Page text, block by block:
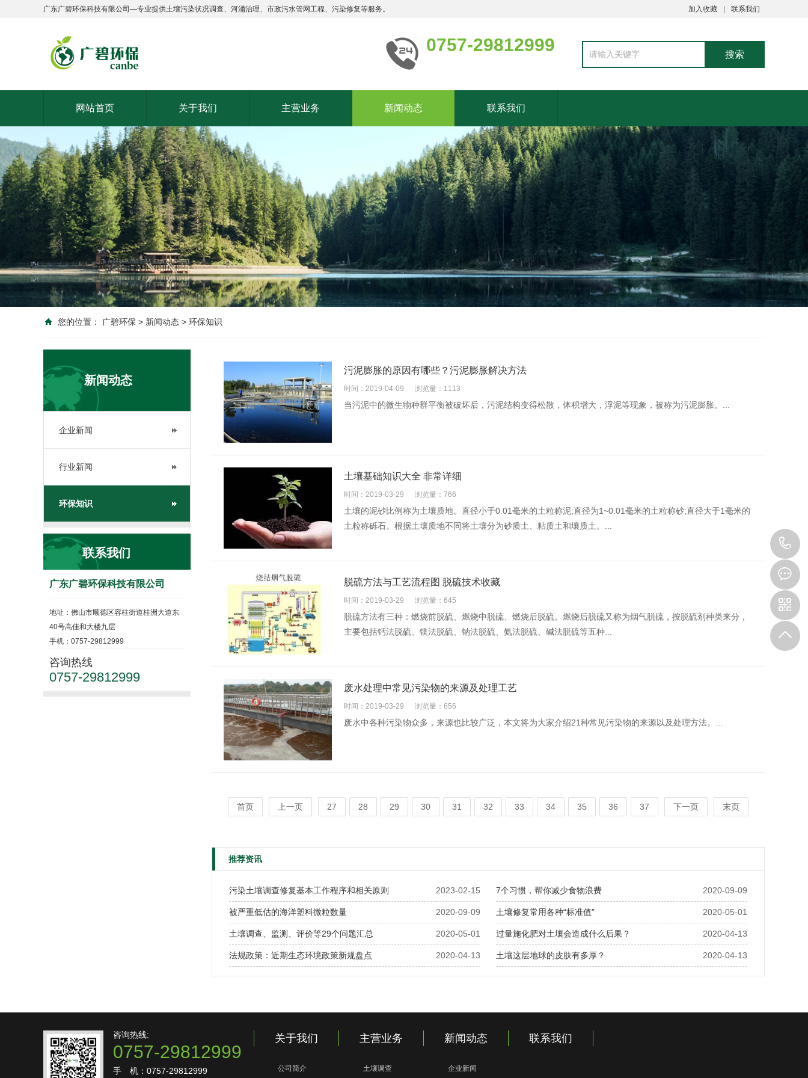
广东广碧环保科技有限公司—专业提供土壤污染状况调查、河涌治理、市政污水管网工程、污染修复等服务。 加入收藏 联系我们
0757-29812999
网站首页 关于我们 主营业务 新闻动态 联系我们
您的位置： 广碧环保 > 新闻动态 > 环保知识
新闻动态
企业新闻
行业新闻
环保知识
联系我们
广东广碧环保科技有限公司
地址：佛山市顺德区容桂街道桂洲大道东
40号高佳和大楼九层
手机：0757-29812999
咨询热线
0757-29812999
污泥膨胀的原因有哪些？污泥膨胀解决方法
时间：2019-04-09 浏览量：1113
当污泥中的微生物种群平衡被破坏后，污泥结构变得松散，体积增大，浮泥等现象，被称为污泥膨胀。...
土壤基础知识大全 非常详细
时间：2019-03-29 浏览量：766
土壤的泥砂比例称为土壤质地。直径小于0.01毫米的土粒称泥;直径为1~0.01毫米的土粒称砂;直径大于1毫米的
土粒称砾石。根据土壤质地不同将土壤分为砂质土、粘质土和壤质土。...
脱硫方法与工艺流程图 脱硫技术收藏
时间：2019-03-29 浏览量：645
脱硫方法有三种：燃烧前脱硫、燃烧中脱硫、燃烧后脱硫。燃烧后脱硫又称为烟气脱硫，按脱硫剂种类来分，
主要包括钙法脱硫、镁法脱硫、钠法脱硫、氨法脱硫、碱法脱硫等五种...
废水处理中常见污染物的来源及处理工艺
时间：2019-03-29 浏览量：656
废水中各种污染物众多，来源也比较广泛，本文将为大家介绍21种常见污染物的来源以及处理方法。...
首页 上一页 27 28 29 30 31 32 33 34 35 36 37 下一页 末页
推荐资讯
2023-02-15
污染土壤调查修复基本工作程序和相关原则 2020-09-09
7个习惯，帮你减少食物浪费
2020-09-09
被严重低估的海洋塑料微粒数量 2020-05-01
土壤修复常用各种“标准值”
2020-05-01
土壤调查、监测、评价等29个问题汇总 2020-04-13
过量施化肥对土壤会造成什么后果？
2020-04-13
法规政策：近期生态环境政策新规盘点 2020-04-13
土壤这层地球的皮肤有多厚？
咨询热线:
0757-29812999
手 机：0757-29812999
关于我们
公司简介
主营业务
土壤调查
新闻动态
企业新闻
联系我们